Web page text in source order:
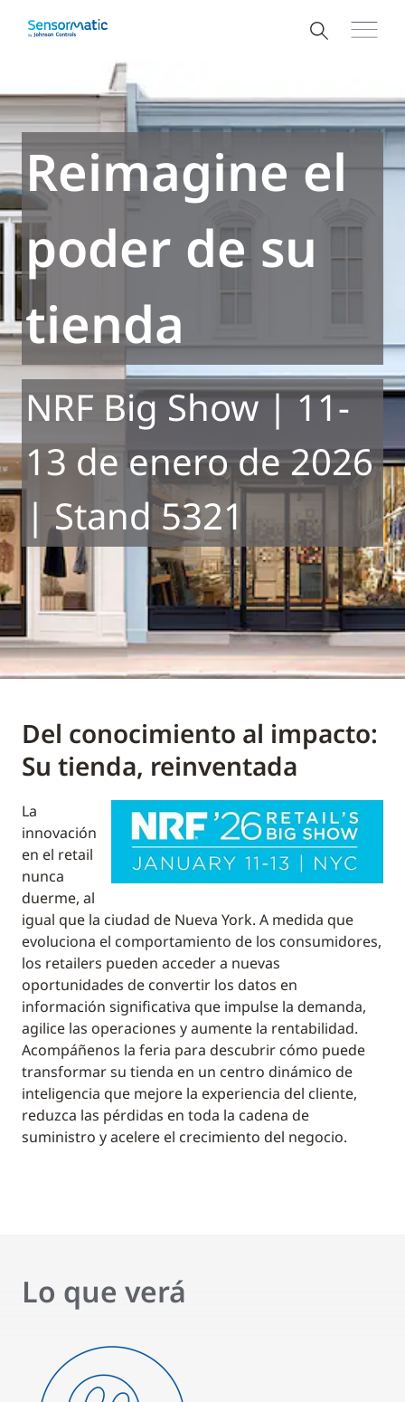
Reimagine el
poder de su
tienda
NRF Big Show | 11-
13 de enero de 2026
| Stand 5321
Del conocimiento al impacto:
Su tienda, reinventada
La
innovación
en el retail
nunca
duerme, al
igual que la ciudad de Nueva York. A medida que
evoluciona el comportamiento de los consumidores,
los retailers pueden acceder a nuevas
oportunidades de convertir los datos en
información significativa que impulse la demanda,
agilice las operaciones y aumente la rentabilidad.
Acompáñenos la feria para descubrir cómo puede
transformar su tienda en un centro dinámico de
inteligencia que mejore la experiencia del cliente,
reduzca las pérdidas en toda la cadena de
suministro y acelere el crecimiento del negocio.
Lo que verá